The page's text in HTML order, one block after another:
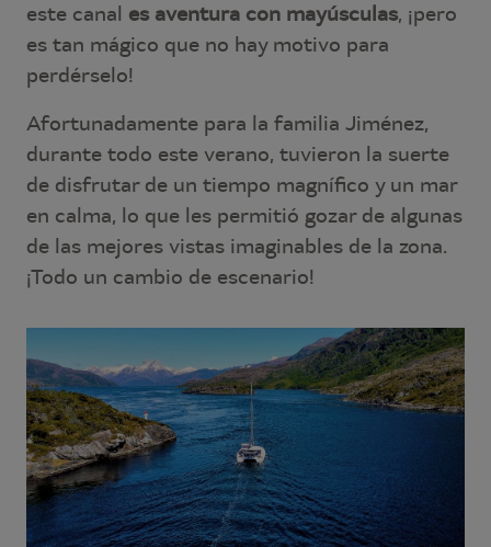
este canal es aventura con mayúsculas, ¡pero
es tan mágico que no hay motivo para
perdérselo!
Afortunadamente para la familia Jiménez,
durante todo este verano, tuvieron la suerte
de disfrutar de un tiempo magnífico y un mar
en calma, lo que les permitió gozar de algunas
de las mejores vistas imaginables de la zona.
¡Todo un cambio de escenario!